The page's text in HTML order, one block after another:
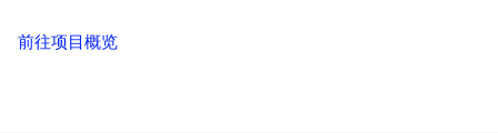
前往项目概览